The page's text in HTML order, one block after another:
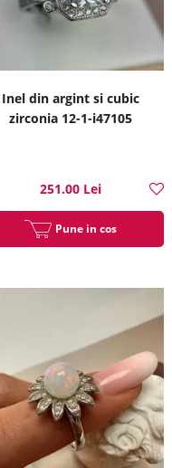
Inel din argint si cubic
zirconia 12-1-i47105
251.00 Lei
Pune in cos